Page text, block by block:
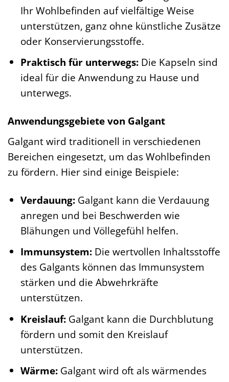
Ihr Wohlbefinden auf vielfältige Weise
unterstützen, ganz ohne künstliche Zusätze
oder Konservierungsstoffe.
Praktisch für unterwegs:Die Kapseln sind
ideal für die Anwendung zu Hause und
unterwegs.
Anwendungsgebiete von Galgant
Galgant wird traditionell in verschiedenen
Bereichen eingesetzt, um das Wohlbefinden
zu fördern. Hier sind einige Beispiele:
Verdauung:Galgant kann die Verdauung
anregen und bei Beschwerden wie
Blähungen und Völlegefühl helfen.
Immunsystem:Die wertvollen Inhaltsstoffe
des Galgants können das Immunsystem
stärken und die Abwehrkräfte
unterstützen.
Kreislauf:Galgant kann die Durchblutung
fördern und somit den Kreislauf
unterstützen.
Wärme:Galgant wird oft als wärmendes